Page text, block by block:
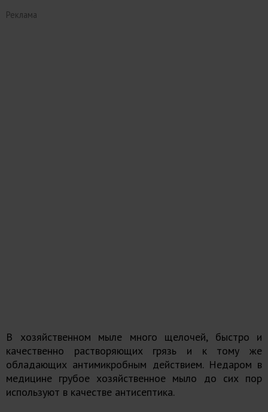
Реклама
В хозяйственном мыле много щелочей, быстро и
качественно растворяющих грязь и к тому же
обладающих антимикробным действием. Недаром в
медицине грубое хозяйственное мыло до сих пор
используют в качестве антисептика.